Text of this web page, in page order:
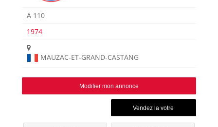
A 110
1974
MAUZAC-ET-GRAND-CASTANG
Modifier mon annonce